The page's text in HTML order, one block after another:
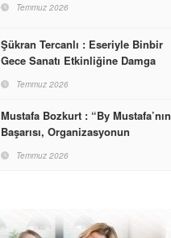
Destinasyon Haline Getirmeyi
Temmuz 2026
Şükran Tercanlı : Eseriyle Binbir
Gece Sanatı Etkinliğine Damga
Temmuz 2026
Mustafa Bozkurt : “By Mustafa’nın
Başarısı, Organizasyonun
Gördüğümüz Mutluluktur”
Temmuz 2026